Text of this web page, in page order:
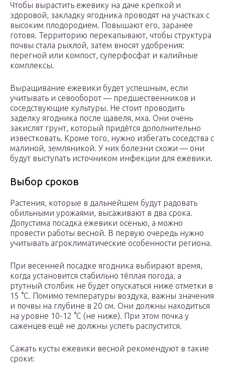
Чтобы вырастить ежевику на даче крепкой и
здоровой, закладку ягодника проводят на участках с
высоким плодородием. Повышают его, заранее
готовя. Территорию перекапывают, чтобы структура
почвы стала рыхлой, затем вносят удобрения:
перегной или компост, суперфосфат и калийные
комплексы.
Выращивание ежевики будет успешным, если
учитывать и севооборот — предшественников и
соседствующие культуры. Не стоит проводить
заделку ягодника после щавеля, мха. Они очень
закислят грунт, который придётся дополнительно
известковать. Кроме того, нужно избегать соседства с
малиной, земляникой. У них болезни схожи — они
будут выступать источником инфекции для ежевики.
Выбор сроков
Растения, которые в дальнейшем будут радовать
обильными урожаями, высаживают в два срока.
Допустима посадка ежевики осенью, а можно
провести работы весной. В первую очередь нужно
учитывать агроклиматические особенности региона.
При весенней посадке ягодника выбирают время,
когда установится стабильно тёплая погода, а
ртутный столбик не будет опускаться ниже отметки в
15 °C. Помимо температуры воздуха, важны значения
и почвы на глубине в 20 см. Они должны находиться
на уровне 10-12 °C (не ниже). При этом почка у
саженцев ещё не должны успеть распустится.
Сажать кусты ежевики весной рекомендуют в такие
сроки: